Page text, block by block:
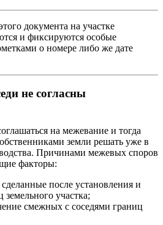
документа на участке
и фиксируются особые
о номере либо же дате
не согласны
на межевание и тогда
земли решать уже в
Причинами межевых споров
факторы:
после установления и
земельного участка;
смежных с соседями границ